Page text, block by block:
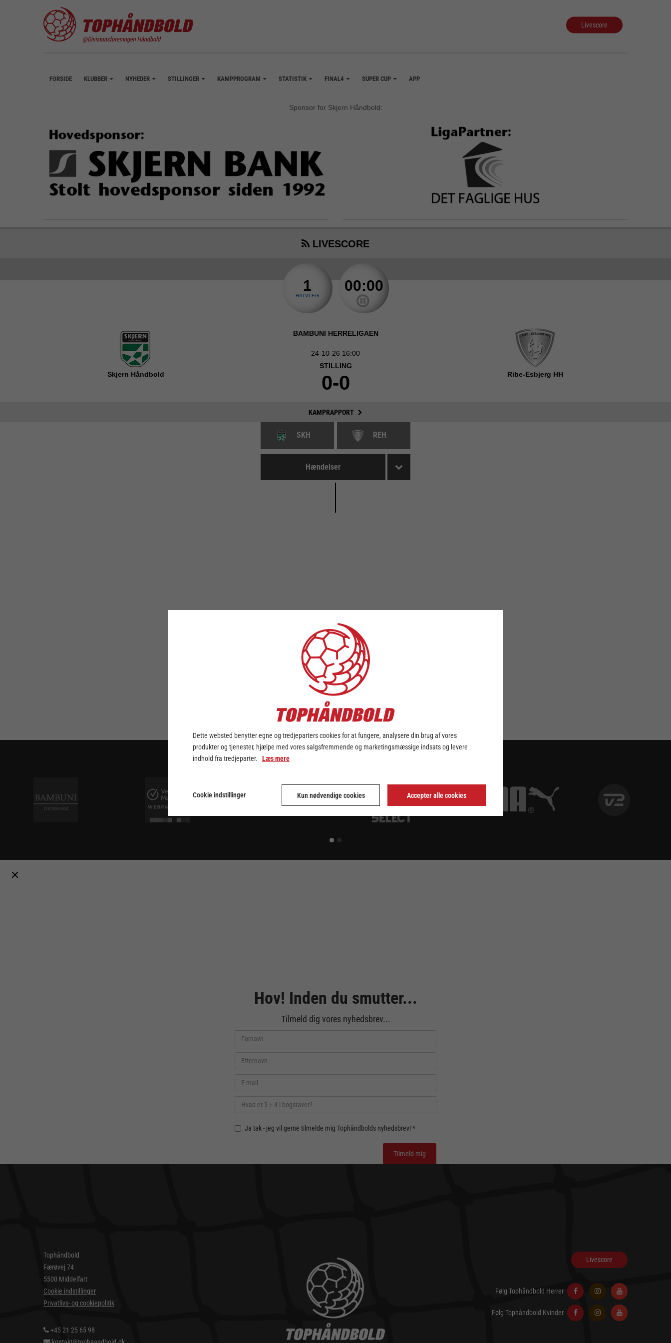
Livescore
FORSIDE KLUBBER NYHEDER STILLINGER KAMPPROGRAM STATISTIK FINAL4 SUPER CUP APP
Sponsor for Skjern Håndbold:
LIVESCORE
1
HALVLEG
00:00
Skjern Håndbold
BAMBUNI HERRELIGAEN
24-10-26 16:00
STILLING
0-0 Ribe-Esbjerg HH
KAMPRAPPORT
SKH REH
Hændelser
Hov! Inden du smutter...
Tilmeld dig vores nyhedsbrev...
Ja tak - jeg vil gerne tilmelde mig Tophåndbolds nyhedsbrev! *
Tophåndbold
Færøvej 74
5500 Middelfart
Cookie indstillinger
Privatlivs- og cookiepolitik
+45 21 25 65 98
Livescore
Følg Tophåndbold Herrer
Følg Tophåndbold Kvinder
Dette websted benytter egne og tredjeparters cookies for at fungere, analysere din brug af vores
produkter og tjenester, hjælpe med vores salgsfremmende og marketingsmæssige indsats og levere
indhold fra tredjeparter. Læs mere
Cookie indstillinger Kun nødvendige cookies Accepter alle cookies